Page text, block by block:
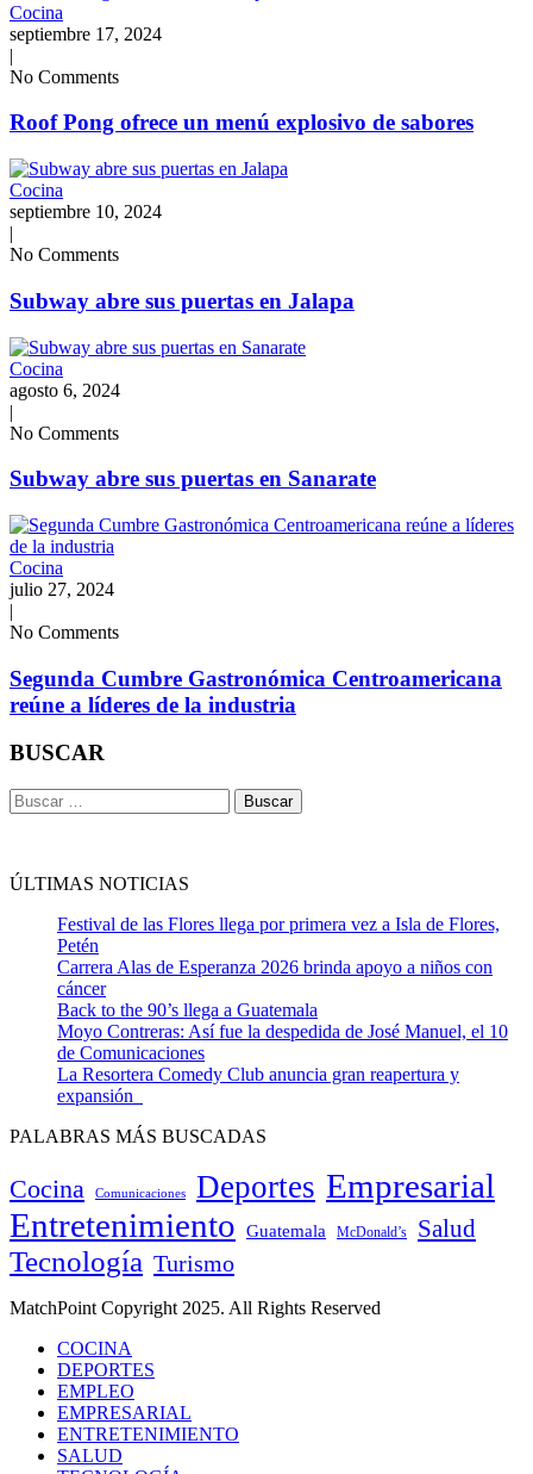
Cocina
septiembre 17, 2024
|
No Comments
Roof Pong ofrece un menú explosivo de sabores
Cocina
septiembre 10, 2024
|
No Comments
Subway abre sus puertas en Jalapa
Cocina
agosto 6, 2024
|
No Comments
Subway abre sus puertas en Sanarate
Cocina
julio 27, 2024
|
No Comments
Segunda Cumbre Gastronómica Centroamericana
reúne a líderes de la industria
BUSCAR
Buscar:
ÚLTIMAS NOTICIAS
Festival de las Flores llega por primera vez a Isla de Flores,
Petén
Carrera Alas de Esperanza 2026 brinda apoyo a niños con
cáncer
Back to the 90’s llega a Guatemala
Moyo Contreras: Así fue la despedida de José Manuel, el 10
de Comunicaciones
La Resortera Comedy Club anuncia gran reapertura y
expansión
PALABRAS MÁS BUSCADAS
Cocina Comunicaciones Deportes Empresarial
Entretenimiento Guatemala McDonald’s Salud
Tecnología Turismo
MatchPoint Copyright 2025. All Rights Reserved
COCINA
DEPORTES
EMPLEO
EMPRESARIAL
ENTRETENIMIENTO
SALUD